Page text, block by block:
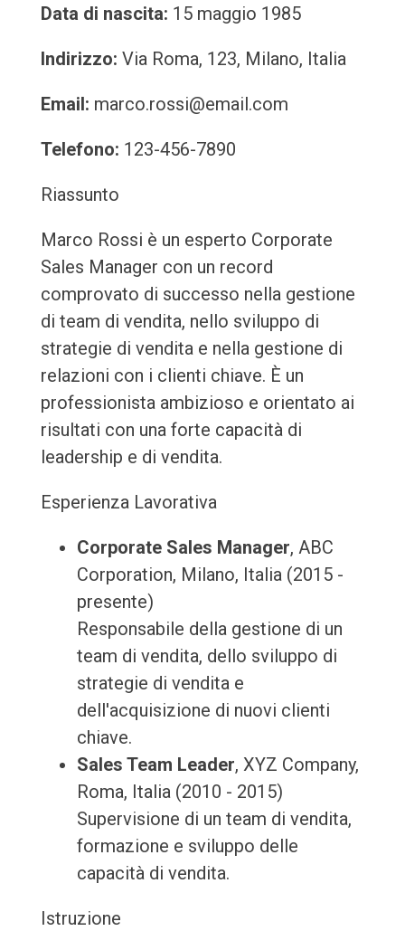
Data di nascita: 15 maggio 1985
Indirizzo: Via Roma, 123, Milano, Italia
Email: marco.rossi@email.com
Telefono: 123-456-7890
Riassunto
Marco Rossi è un esperto Corporate
Sales Manager con un record
comprovato di successo nella gestione
di team di vendita, nello sviluppo di
strategie di vendita e nella gestione di
relazioni con i clienti chiave. È un
professionista ambizioso e orientato ai
risultati con una forte capacità di
leadership e di vendita.
Esperienza Lavorativa
Corporate Sales Manager, ABC
Corporation, Milano, Italia (2015 -
presente)
Responsabile della gestione di un
team di vendita, dello sviluppo di
strategie di vendita e
dell'acquisizione di nuovi clienti
chiave.
Sales Team Leader, XYZ Company,
Roma, Italia (2010 - 2015)
Supervisione di un team di vendita,
formazione e sviluppo delle
capacità di vendita.
Istruzione